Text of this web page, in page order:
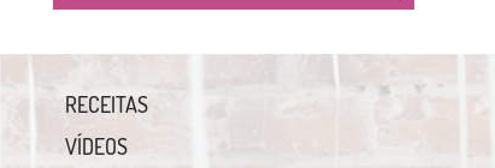
RECEITAS
VÍDEOS